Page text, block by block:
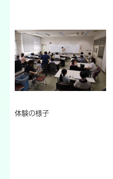
体験の様子